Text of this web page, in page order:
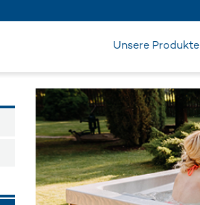
Unsere Produkte